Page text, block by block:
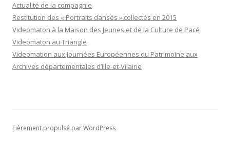
Actualité de la compagnie
Restitution des « Portraits dansés » collectés en 2015
Videomaton à la Maison des Jeunes et de la Culture de Pacé
Videomaton au Triangle
Videomation aux Journées Européennes du Patrimoine aux
Archives départementales d’Ille-et-Vilaine
Fièrement propulsé par WordPress